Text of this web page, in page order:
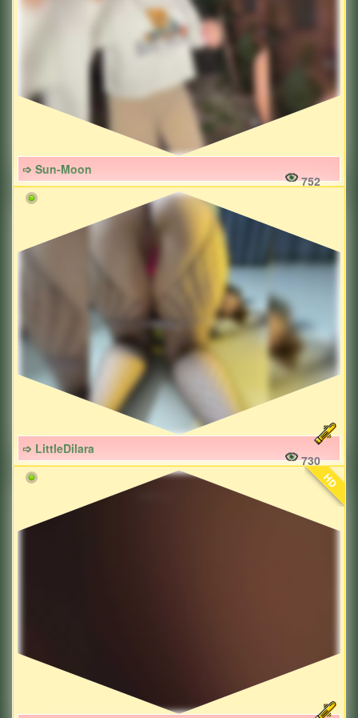
➩ Sun-Moon
752
➩ LittleDilara
730
HD